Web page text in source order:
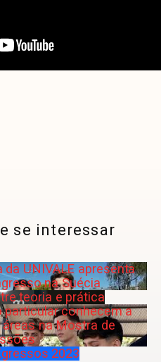
se interessar
UNIVALE apresenta
na Suécia
teoria e prática
conhecem a
na Mostra de
2023